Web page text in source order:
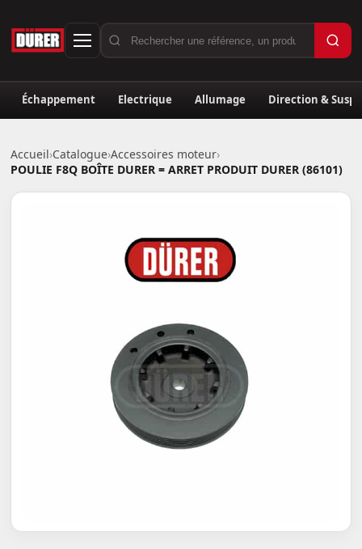
Échappement Electrique Allumage Direction &
Accueil›Catalogue›Accessoires moteur›
POULIE F8Q BOÎTE DURER = ARRET PRODUIT DURER (86101)